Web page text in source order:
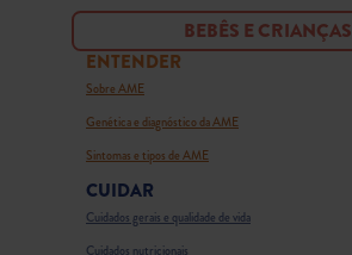
BEBÊS E CRIANÇAS
ENTENDER
Sobre AME
Genética e diagnóstico da AME
Sintomas e tipos de AME
CUIDAR
Cuidados gerais e qualidade de vida
Cuidados nutricionais